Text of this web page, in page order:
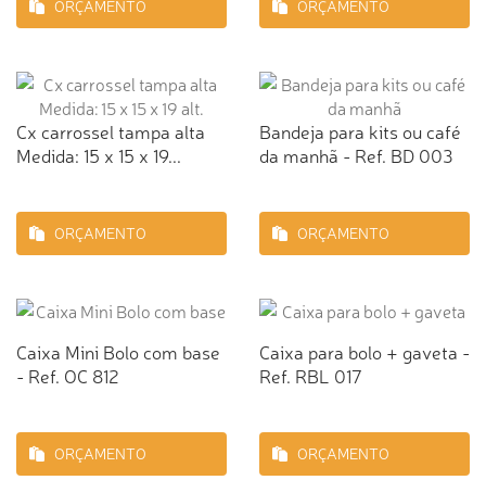
ORÇAMENTO ORÇAMENTO
Cx carrossel tampa alta
Medida: 15 x 15 x 19...
ORÇAMENTO
Bandeja para kits ou café
da manhã - Ref. BD 003
ORÇAMENTO
Caixa Mini Bolo com base
- Ref. OC 812
ORÇAMENTO
Caixa para bolo + gaveta -
Ref. RBL 017
ORÇAMENTO